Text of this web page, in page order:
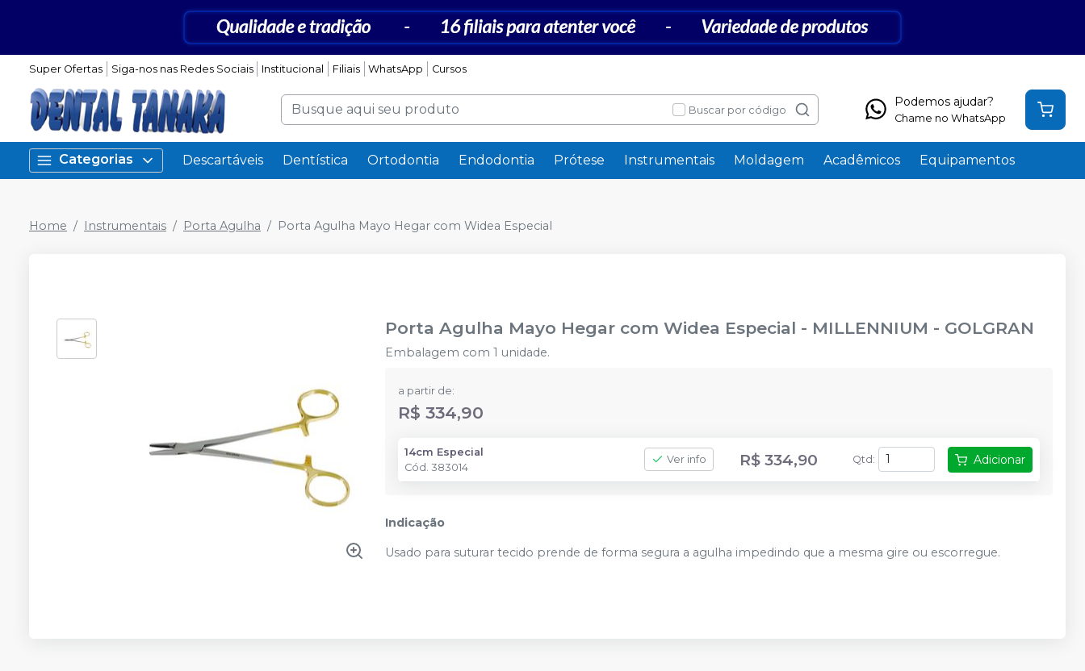
Super Ofertas Siga-nos nas Redes Sociais Institucional Filiais WhatsApp Cursos
Buscar por código
Podemos ajudar?
Chame no WhatsApp
Categorias Descartáveis Dentística Ortodontia Endodontia Prótese Instrumentais Moldagem Acadêmicos Equipamentos
Home Instrumentais Porta Agulha Porta Agulha Mayo Hegar com Widea Especial
Porta Agulha Mayo Hegar com Widea Especial - MILLENNIUM - GOLGRAN
Embalagem com 1 unidade.
a partir de:
R$ 334,90
14cm Especial
Cód.383014
Ver info R$ 334,90 Qtd : Adicionar
Indicação
Usado para suturar tecido prende de forma segura a agulha impedindo que a mesma gire ou escorregue.